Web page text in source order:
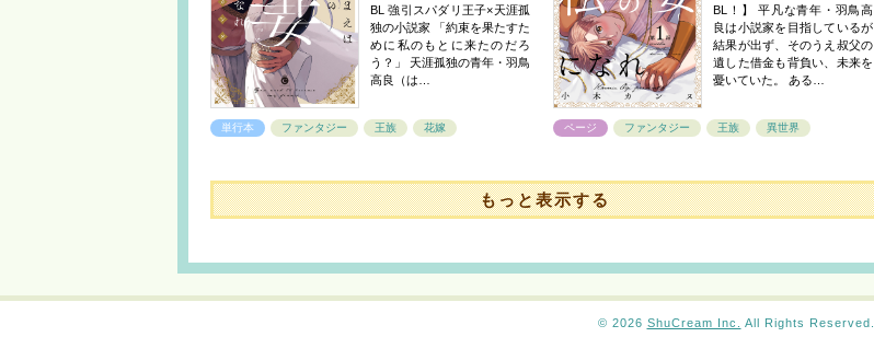
BL 強引スパダリ王子×天涯孤
独の小説家 「約束を果たすた
めに私のもとに来たのだろ
う？」 天涯孤独の青年・羽鳥
高良（は…
単行本 ファンタジー 王族 花嫁
BL！】 平凡な青年・羽鳥高
良は小説家を目指しているが
結果が出ず、そのうえ叔父の
遺した借金も背負い、未来を
憂いていた。 ある…
ページ ファンタジー 王族 異世界
もっと表示する
© 2026 ShuCream Inc. All Rights Reserved.